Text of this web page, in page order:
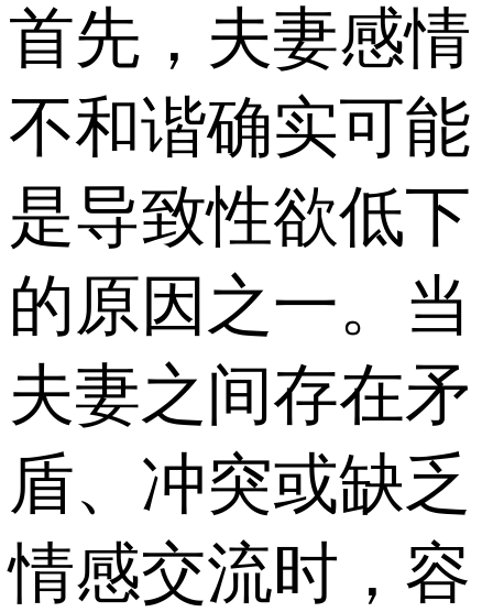
首先，夫妻感情
不和谐确实可能
是导致性欲低下
的原因之一。当
夫妻之间存在矛
盾、冲突或缺乏
情感交流时，容